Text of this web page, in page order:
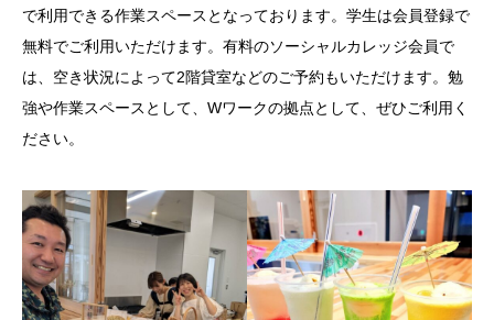
で利用できる作業スペースとなっております。学生は会員登録で
無料でご利用いただけます。有料のソーシャルカレッジ会員で
は、空き状況によって2階貸室などのご予約もいただけます。勉
強や作業スペースとして、Wワークの拠点として、ぜひご利用く
ださい。